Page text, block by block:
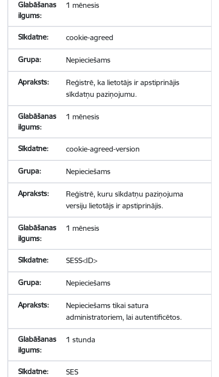
1 mēnesis
cookie-agreed
Nepieciešams
Reģistrē, ka lietotājs ir apstiprinājis
sīkdatņu paziņojumu.
1 mēnesis
cookie-agreed-version
Nepieciešams
Reģistrē, kuru sīkdatņu paziņojuma
versiju lietotājs ir apstiprinājis.
1 mēnesis
SESS<ID>
Nepieciešams
Nepieciešams tikai satura
administratoriem, lai autentificētos.
1 stunda
SES